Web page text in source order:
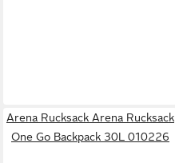
Arena Rucksack Arena Rucksack
One Go Backpack 30L 010226